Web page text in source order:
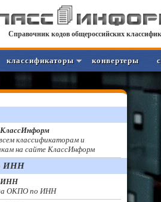
Справочник кодов общероссийских
классификаторы конвертеры
классификаторам и
на сайте КлассИнформ
ИНН
ИНН
ОКПО по ИНН